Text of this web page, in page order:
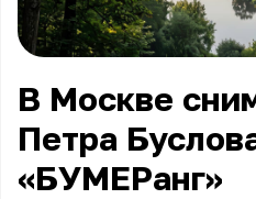
В Москве
Петра
«БУМЕРанг»